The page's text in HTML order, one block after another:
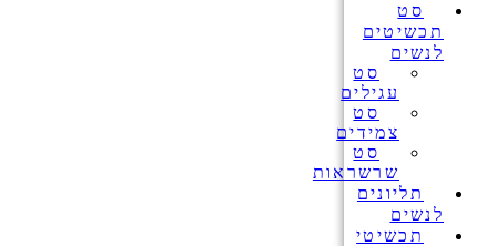
סט
תכשיטים
לנשים
סט
עגילים
סט
צמידים
סט
שרשראות
תליונים
לנשים
תכשיטי